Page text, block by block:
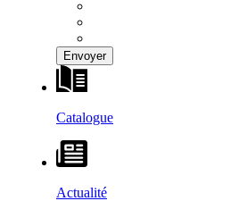
Catalogue
Actualité